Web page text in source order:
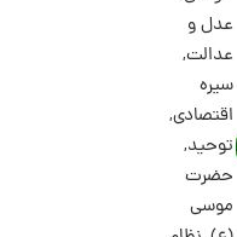
عدل و
عدالت,
سیره
اقتصادی,
توحید,
حضرت
موسی